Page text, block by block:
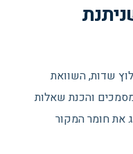
שדות, השוואת
מסמכים והכנת שאלות
את חומר המקור